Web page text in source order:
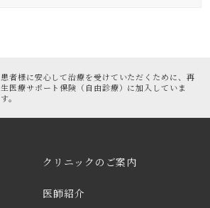
患者様に安心して治療を受けていただくために、 再
生医療サポート保険（自由診療）に加入していま
す。
クリニックのご案内
医師紹介